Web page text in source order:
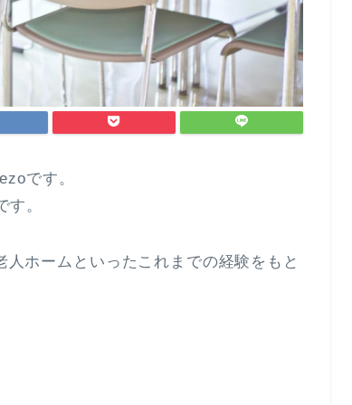
です。
。
ホームといったこれまでの経験をもと